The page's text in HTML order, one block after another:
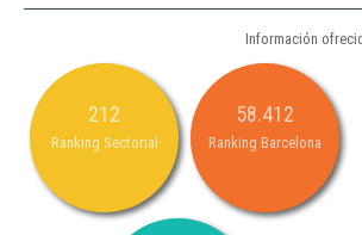
Información
212
Ranking Sectorial
58.412
Ranking Barcelona